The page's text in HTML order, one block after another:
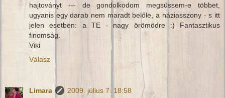
hajtoványt --- de gondolkodom megsüssem-e többet,
ugyanis egy darab nem maradt belőle, a háziasszony - s itt
jelen esetben: a TE - nagy örömödre :) Fantasztikus
finomság.
Viki
Válasz
Limara
2009. július 7. 18:58